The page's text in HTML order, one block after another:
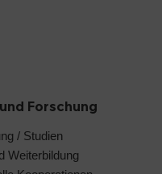
Forschung
/ Studien
Weiterbildung